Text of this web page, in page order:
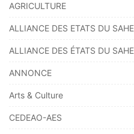
AGRICULTURE
ALLIANCE DES ETATS DU
ALLIANCE DES ÉTATS DU
ANNONCE
Arts & Culture
CEDEAO-AES